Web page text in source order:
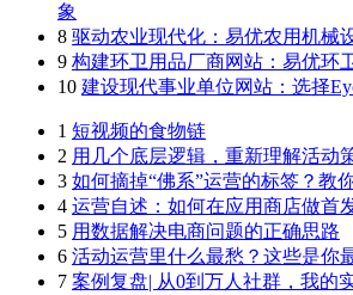
象
8 驱动农业现代化：易优农用机械
9 构建环卫用品厂商网站：易优环
10 建设现代事业单位网站：选择
1 短视频的食物链
2 用几个底层逻辑，重新理解活动
3 如何摘掉“佛系”运营的标签？教
4 运营自述：如何在应用商店做首
5 用数据解决电商问题的正确思路
6 活动运营里什么最愁？这些是你
7 案例复盘| 从0到万人社群，我的